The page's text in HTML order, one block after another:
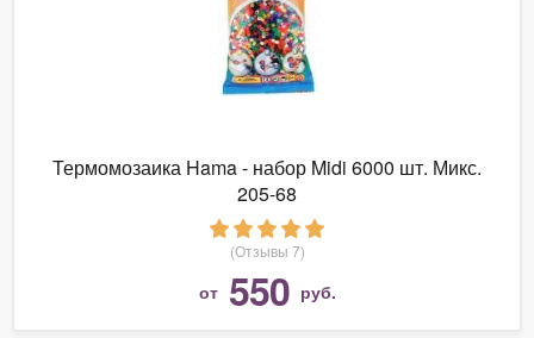
Термомозаика Hama - набор Midi 6000 шт. Микс.
205-68
(Отзывы 7)
от 550 руб.